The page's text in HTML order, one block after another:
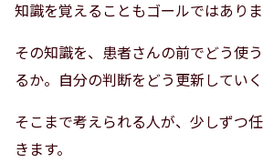
知識を覚えることもゴールではありま
その知識を、患者さんの前でどう使
るか。自分の判断をどう更新していく
そこまで考えられる人が、少しずつ
きます。